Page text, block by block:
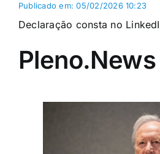
Publicado em: 05/02/2026 10:23
Declaração consta no
Pleno.News